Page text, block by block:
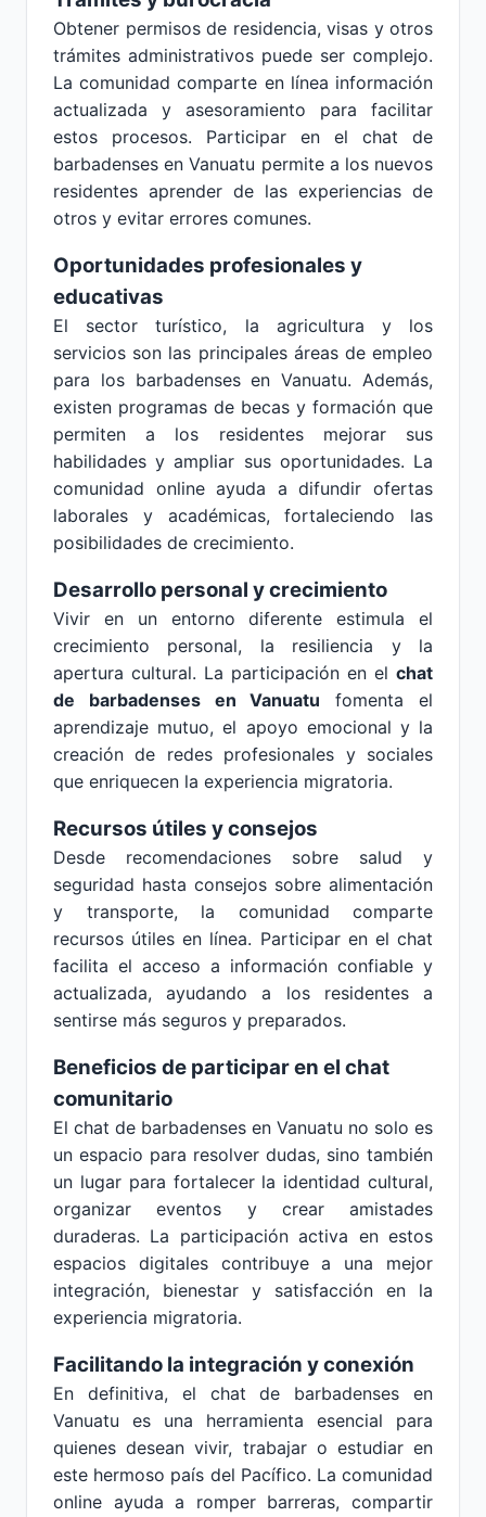
Obtener permisos de residencia, visas y otros
trámites administrativos puede ser complejo.
La comunidad comparte en línea información
actualizada y asesoramiento para facilitar
estos procesos. Participar en el chat de
barbadenses en Vanuatu permite a los nuevos
residentes aprender de las experiencias de
otros y evitar errores comunes.
Oportunidades profesionales y
educativas
El sector turístico, la agricultura y los
servicios son las principales áreas de empleo
para los barbadenses en Vanuatu. Además,
existen programas de becas y formación que
permiten a los residentes mejorar sus
habilidades y ampliar sus oportunidades. La
comunidad online ayuda a difundir ofertas
laborales y académicas, fortaleciendo las
posibilidades de crecimiento.
Desarrollo personal y crecimiento
Vivir en un entorno diferente estimula el
crecimiento personal, la resiliencia y la
apertura cultural. La participación en el chat
de barbadenses en Vanuatu fomenta el
aprendizaje mutuo, el apoyo emocional y la
creación de redes profesionales y sociales
que enriquecen la experiencia migratoria.
Recursos útiles y consejos
Desde recomendaciones sobre salud y
seguridad hasta consejos sobre alimentación
y transporte, la comunidad comparte
recursos útiles en línea. Participar en el chat
facilita el acceso a información confiable y
actualizada, ayudando a los residentes a
sentirse más seguros y preparados.
Beneficios de participar en el chat
comunitario
El chat de barbadenses en Vanuatu no solo es
un espacio para resolver dudas, sino también
un lugar para fortalecer la identidad cultural,
organizar eventos y crear amistades
duraderas. La participación activa en estos
espacios digitales contribuye a una mejor
integración, bienestar y satisfacción en la
experiencia migratoria.
Facilitando la integración y conexión
En definitiva, el chat de barbadenses en
Vanuatu es una herramienta esencial para
quienes desean vivir, trabajar o estudiar en
este hermoso país del Pacífico. La comunidad
online ayuda a romper barreras, compartir